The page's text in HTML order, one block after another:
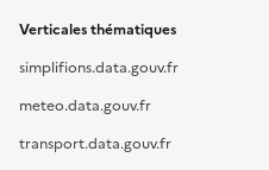
Verticales thématiques
simplifions.data.gouv.fr
meteo.data.gouv.fr
transport.data.gouv.fr